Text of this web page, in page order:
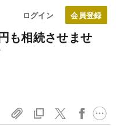
ログイン
も相続させませ